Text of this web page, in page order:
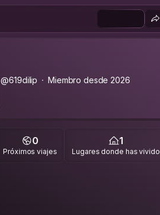
@619dilip Miembro desde 2026
0
Próximos viajes
1
Lugares donde has vivido